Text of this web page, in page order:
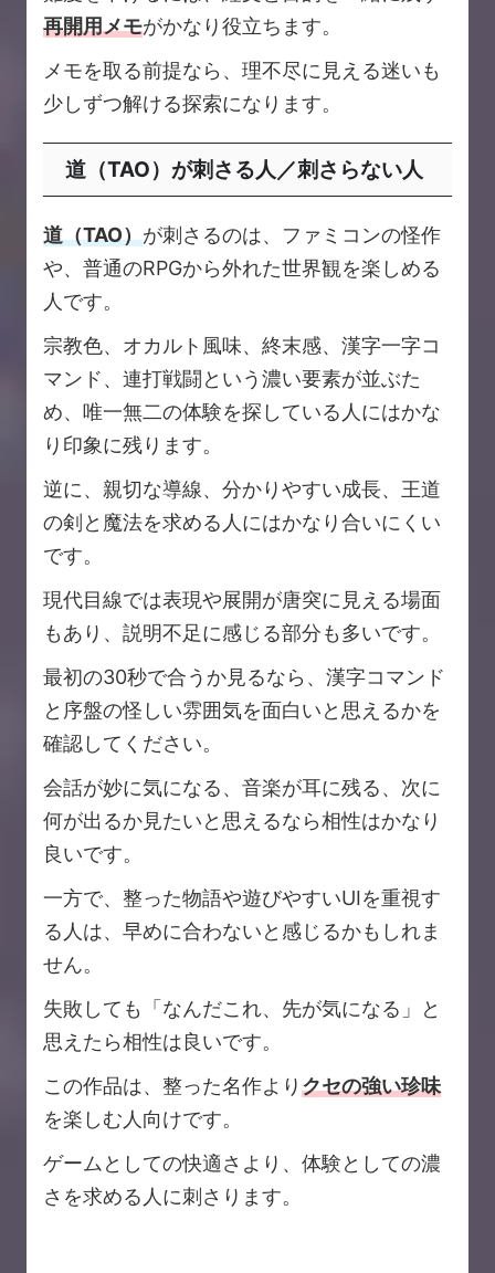
再開用メモがかなり役立ちます。
メモを取る前提なら、理不尽に見える迷いも
少しずつ解ける探索になります。
道（TAO）が刺さる人／刺さらない人
道（TAO）が刺さるのは、ファミコンの怪作
や、普通のRPGから外れた世界観を楽しめる
人です。
宗教色、オカルト風味、終末感、漢字一字コ
マンド、連打戦闘という濃い要素が並ぶた
め、唯一無二の体験を探している人にはかな
り印象に残ります。
逆に、親切な導線、分かりやすい成長、王道
の剣と魔法を求める人にはかなり合いにくい
です。
現代目線では表現や展開が唐突に見える場面
もあり、説明不足に感じる部分も多いです。
最初の30秒で合うか見るなら、漢字コマンド
と序盤の怪しい雰囲気を面白いと思えるかを
確認してください。
会話が妙に気になる、音楽が耳に残る、次に
何が出るか見たいと思えるなら相性はかなり
良いです。
一方で、整った物語や遊びやすいUIを重視す
る人は、早めに合わないと感じるかもしれま
せん。
失敗しても「なんだこれ、先が気になる」と
思えたら相性は良いです。
この作品は、整った名作よりクセの強い珍味
を楽しむ人向けです。
ゲームとしての快適さより、体験としての濃
さを求める人に刺さります。